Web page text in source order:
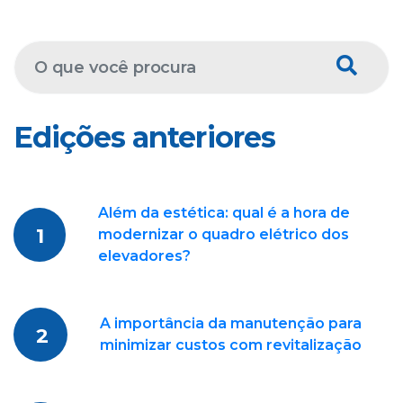
Edições anteriores
1
Além da estética: qual é a hora de
modernizar o quadro elétrico dos
elevadores?
2
A importância da manutenção para
minimizar custos com revitalização